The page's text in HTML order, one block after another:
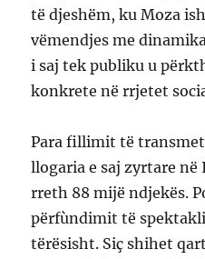
të djeshëm, ku Moza
vëmendjes me
i saj tek publiku u
konkrete në rrjetet
Para fillimit të
llogaria e saj zyrtare
rreth 88 mijë ndjekës.
përfùndimit të
tërësisht. Siç shihet